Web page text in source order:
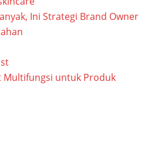
Ini Strategi Brand Owner
Multifungsi untuk Produk